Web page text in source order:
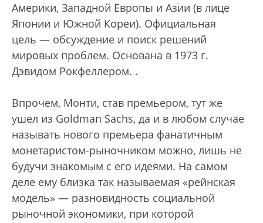
Америки, Западной Европы и Азии (в лице
Японии и Южной Кореи). Официальная
цель — обсуждение и поиск решений
мировых проблем. Основана в 1973 г.
Дэвидом Рокфеллером. .
Впрочем, Монти, став премьером, тут же
ушел из Goldman Sachs, да и в любом случае
называть нового премьера фанатичным
монетаристом-рыночником можно, лишь не
будучи знакомым с его идеями. На самом
деле ему близка так называемая «рейнская
модель» — разновидность социальной
рыночной экономики, при которой